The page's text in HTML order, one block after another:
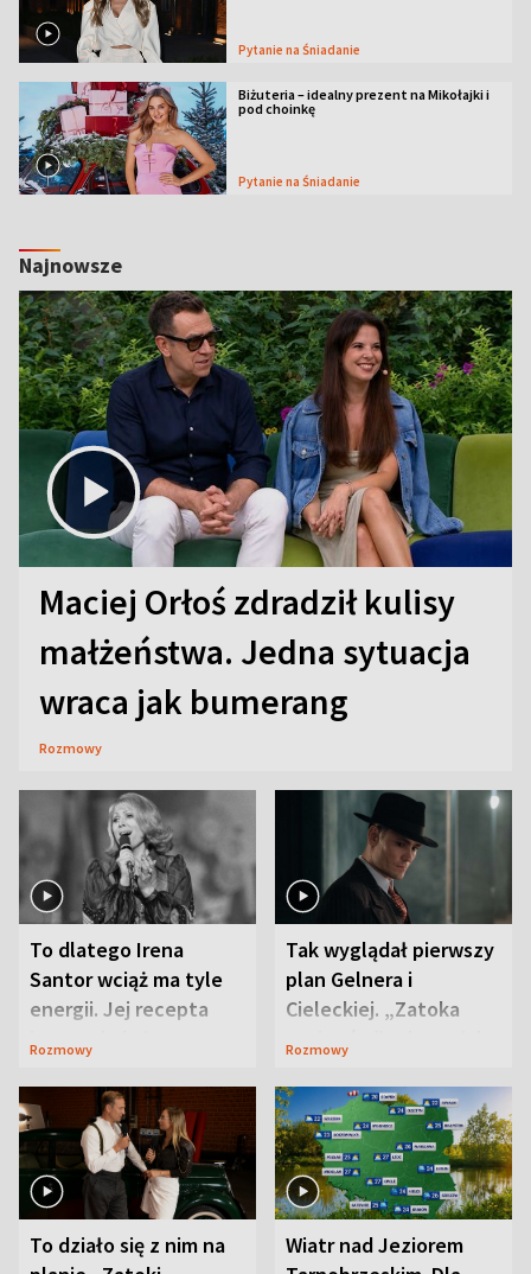
Pytanie na Śniadanie
Biżuteria – idealny prezent na Mikołajki i
pod choinkę
Pytanie na Śniadanie
Najnowsze
Maciej Orłoś zdradził kulisy
małżeństwa. Jedna sytuacja
wraca jak bumerang
Rozmowy
To dlatego Irena
Santor wciąż ma tyle
energii. Jej recepta
jest zaskakująco
Rozmowy
Tak wyglądał pierwszy
plan Gelnera i
Cieleckiej. „Zatoka
szpiegów” od razu ich
Rozmowy
To działo się z nim na
Wiatr nad Jeziorem